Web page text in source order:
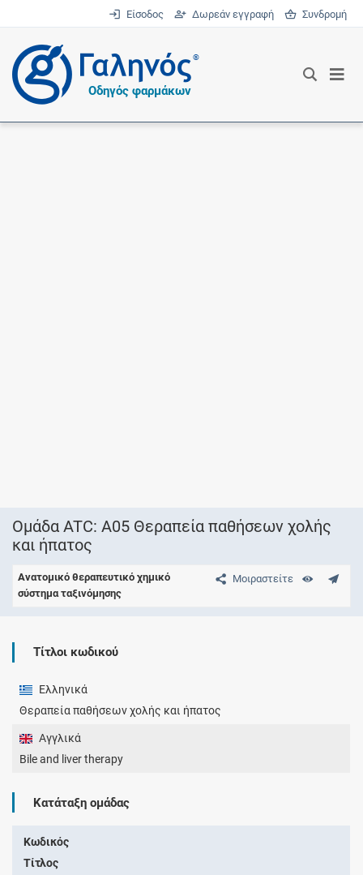
Είσοδος Δωρεάν εγγραφή Συνδρομή
®
Οδηγός φαρμάκων
Ομάδα ATC: A05 Θεραπεία παθήσεων χολής
και ήπατος
Μοιραστείτε
Ανατομικό θεραπευτικό χημικό
σύστημα ταξινόμησης
Τίτλοι κωδικού
Ελληνικά
Θεραπεία παθήσεων χολής και ήπατος
Αγγλικά
Bile and liver therapy
Κατάταξη ομάδας
Κωδικός
Τίτλος